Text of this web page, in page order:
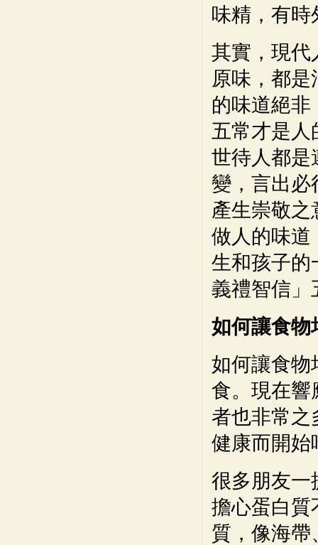
味精，有時
其實，現代
原味，都
的味道絕
五常才是人
世待人都是
變，言出必
產生崇敬
做人的味道
生和孩子的
義禮智信」
如何讓食物
如何讓食物
食。現在響
者也非常之
健康而開始
很多朋友一
擔心蛋白質
質，像海帶